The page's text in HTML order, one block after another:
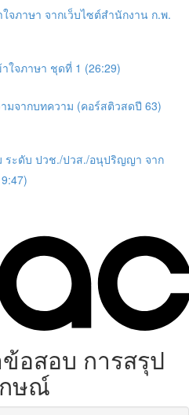
จภาษา จากเว็บไซต์สำนักงาน ก.พ.
ใจภาษา ชุดที่ 1 (26:29)
มจากบทความ (คอร์สติวสดปี 63)
ระดับ ปวช./ปวส./อนุปริญญา จาก
อสอบ การสรุป
ษณ์